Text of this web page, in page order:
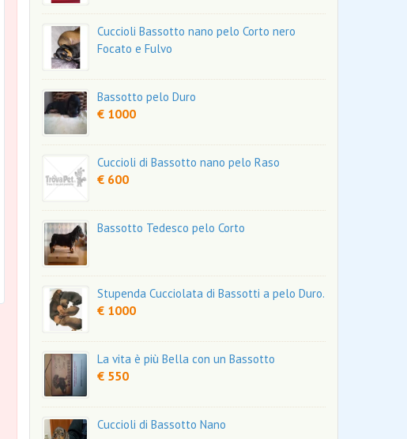
Cuccioli Bassotto nano pelo Corto nero
Focato e Fulvo
Bassotto pelo Duro
€ 1000
Cuccioli di Bassotto nano pelo Raso
€ 600
Bassotto Tedesco pelo Corto
Stupenda Cucciolata di Bassotti a pelo Duro.
€ 1000
La vita è più Bella con un Bassotto
€ 550
Cuccioli di Bassotto Nano